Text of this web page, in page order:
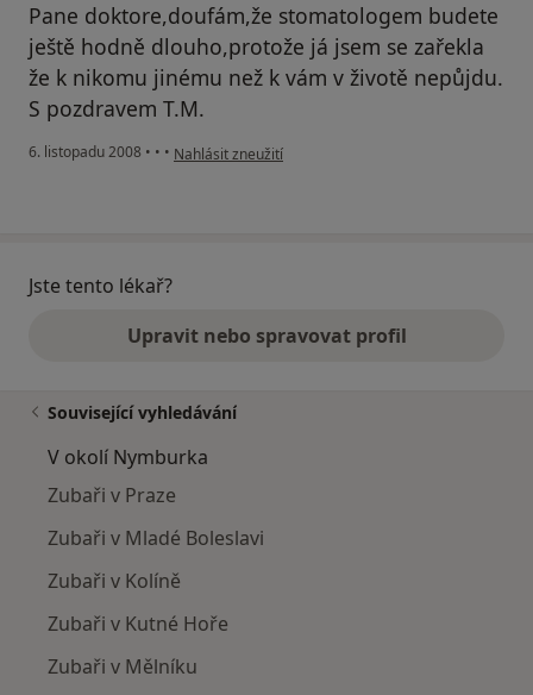
Pane doktore,doufám,že stomatologem budete
ještě hodně dlouho,protože já jsem se zařekla
že k nikomu jinému než k vám v životě nepůjdu.
S pozdravem T.M.
6. listopadu 2008 • • • podle názoru uživatele Pacient
Nahlásit zneužití
Jste tento lékař?
Upravit nebo spravovat profil
Související vyhledávání
V okolí Nymburka
Zubaři v Praze
Zubaři v Mladé Boleslavi
Zubaři v Kolíně
Zubaři v Kutné Hoře
Zubaři v Mělníku